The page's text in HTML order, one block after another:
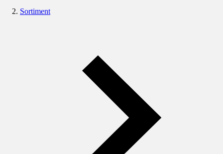
Sortiment